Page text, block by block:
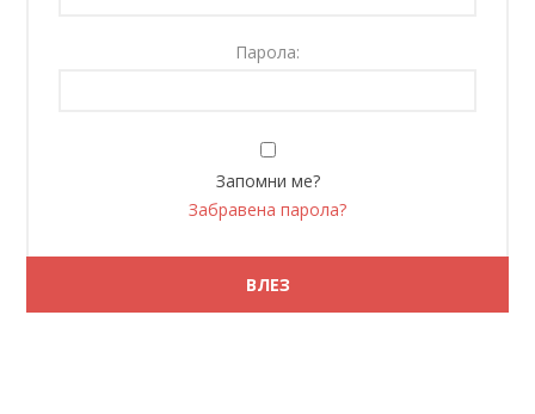
Парола:
Запомни ме?
Забравена парола?